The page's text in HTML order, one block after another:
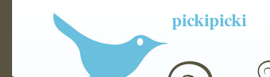
pickipicki